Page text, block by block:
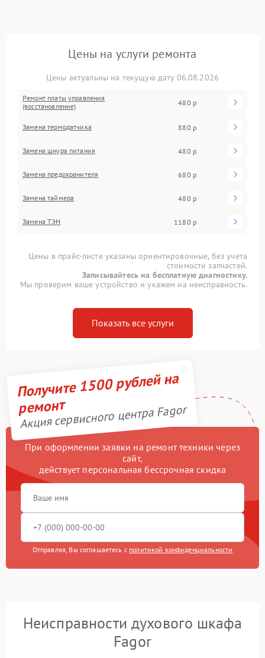
Цены на услуги ремонта
Цены актуальны на текущую дату 06.08.2026
Ремонт платы управления
(восстановление)
480 р
Замена термодатчика 880 р
Замена шнура питания 480 р
Замена предохранителя 680 р
Замена таймера 480 р
Замена ТЭН 1180 р
Цены в прайс-листе указаны ориентировочные, без учета
стоимости запчастей.
Записывайтесь на бесплатную диагностику.
Мы проверим ваше устройство и укажем на неисправность.
Показать все услуги
Получите 1500 рублей на
ремонт
Акция сервисного центра Fagor
При оформлении заявки на ремонт техники через
сайт,
действует персональная бессрочная скидка
Отправляя, Вы соглашаетесь с политикой конфиденциальности
Неисправности духового шкафа
Fagor